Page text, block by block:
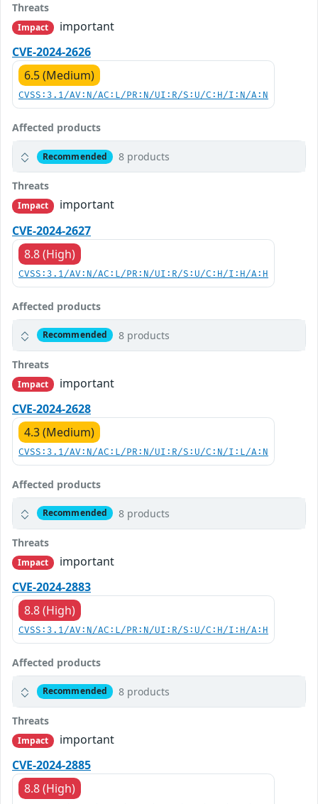
Threats
Impact
important
CVE-2024-2626
6.5 (Medium)
CVSS:3.1/AV:N/AC:L/PR:N/UI:R/S:U/C:H/I:N/A:N
Affected products
Recommended 8 products
Threats
Impact
important
CVE-2024-2627
8.8 (High)
CVSS:3.1/AV:N/AC:L/PR:N/UI:R/S:U/C:H/I:H/A:H
Affected products
Recommended 8 products
Threats
Impact
important
CVE-2024-2628
4.3 (Medium)
CVSS:3.1/AV:N/AC:L/PR:N/UI:R/S:U/C:N/I:L/A:N
Affected products
Recommended 8 products
Threats
Impact
important
CVE-2024-2883
8.8 (High)
CVSS:3.1/AV:N/AC:L/PR:N/UI:R/S:U/C:H/I:H/A:H
Affected products
Recommended 8 products
Threats
Impact
important
CVE-2024-2885
8.8 (High)